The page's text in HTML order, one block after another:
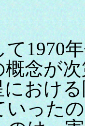
1970
概念が
おけ
いった